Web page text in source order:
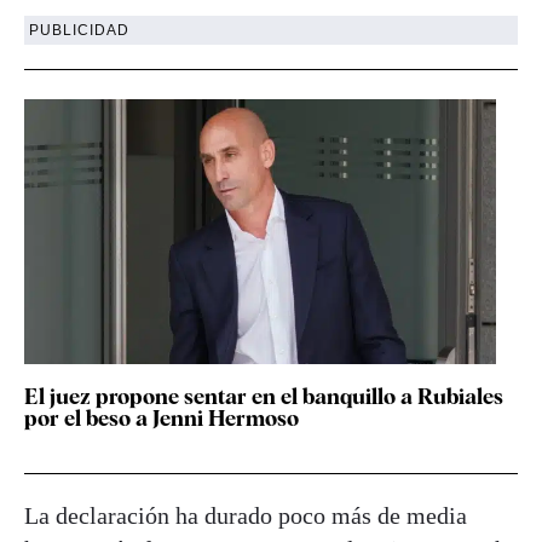
PUBLICIDAD
El juez propone sentar en el banquillo a Rubiales
por el beso a Jenni Hermoso
La declaración ha durado poco más de media